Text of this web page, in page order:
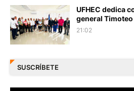
UFHEC dedica
general
21:02
SUSCRÍBETE